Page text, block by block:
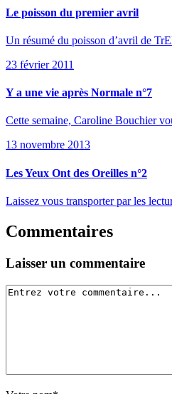
Le poisson du premier avril
Un résumé du poisson d’avril de
23 février 2011
Y a une vie après Normale n°7
Cette semaine, Caroline Bouchier
13 novembre 2013
Les Yeux Ont des Oreilles n°2
Laissez vous transporter par les
Commentaires
Laisser un commentaire